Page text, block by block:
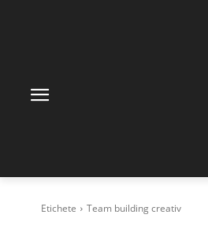
Etichete Team building creativ